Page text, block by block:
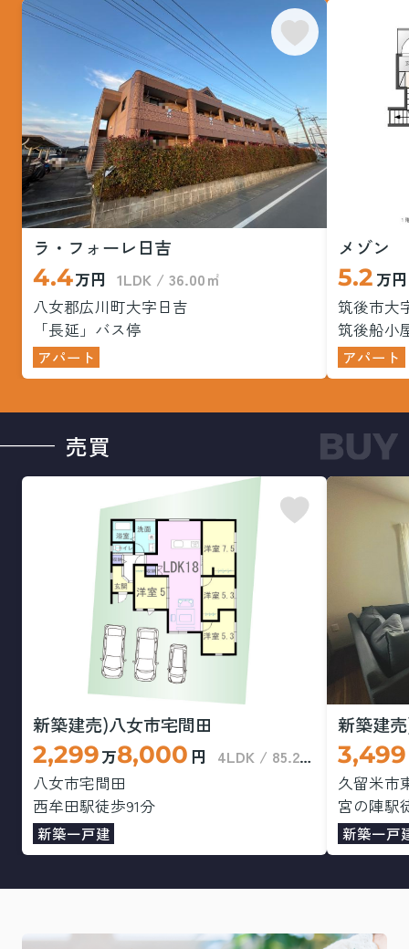
価格：HP参照
土地面積：264.46㎡（約80.00坪）
坪単価：HP参照
＼おすすめポイント／
✔ 約80坪の広々敷地で自由設計OK（建築条件なし）
✔ 徒歩6分にコンビニありで生活便利
✔ 八女ICまで車で約3分圏内でアクセス良好
✔ 小学校も徒歩圏内で子育て世代にも◎
バス停「鶴丸眼科前」徒歩6分
JR羽犬塚駅までアクセス可能
【設備】
・公営水道／公共下水／電気あり
【その他】
・上下水道工事負担金：33万円
・引渡し予定：2026年6月中旬
土地探しはヒトトイエ本店へ！
お気軽にお問い合わせください✨
TEL：0943-30-3311
理想のマイホームづくり、ここから始めませんか？
2025.12.26
「年末年始休業のお知らせ」
「年末年始休業のお知らせ」
ラ・フォーレ日吉
4.4万円 1LDK / 36.00㎡
八女郡広川町大字日吉
「長延」バス停
アパート
メゾン
5.2 万円
筑後市大
筑後船小
アパート
売買
新築建売)八女市宅間田
2,299万8,000 円
4LDK / 85.29㎡
八女市宅間田
西牟田駅徒歩91分
新築一戸建
新築建
3,499
久留米市
宮の陣駅
新築一戸